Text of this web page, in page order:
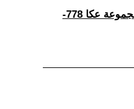
(37) العمل الفدائي في رواية -مجموعة عكا 778-